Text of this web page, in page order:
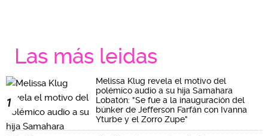
Las más leidas
1
Melissa Klug revela el motivo del
polémico audio a su hija Samahara
Lobatón: "Se fue a la inauguración del
búnker de Jefferson Farfán con Ivanna
Yturbe y el Zorro Zupe"